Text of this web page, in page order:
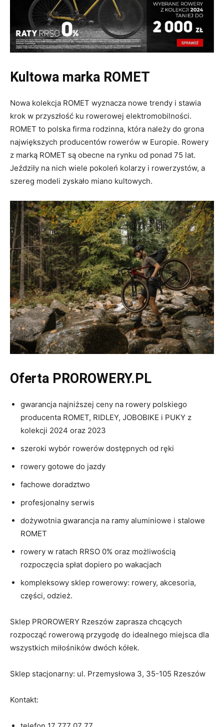
Kultowa marka ROMET
Nowa kolekcja ROMET wyznacza nowe trendy i stawia
krok w przyszłość ku rowerowej elektromobilności.
ROMET to polska firma rodzinna, która należy do grona
największych producentów rowerów w Europie. Rowery
z marką ROMET są obecne na rynku od ponad 75 lat.
Jeździły na nich wiele pokoleń kolarzy i rowerzystów, a
szereg modeli zyskało miano kultowych.
Oferta PROROWERY.PL
gwarancja najniższej ceny na rowery polskiego
producenta ROMET, RIDLEY, JOBOBIKE i PUKY z
kolekcji 2024 oraz 2023
szeroki wybór rowerów dostępnych od ręki
rowery gotowe do jazdy
fachowe doradztwo
profesjonalny serwis
dożywotnia gwarancja na ramy aluminiowe i stalowe
ROMET
rowery w ratach RRSO 0% oraz możliwością
rozpoczęcia spłat dopiero po wakacjach
kompleksowy sklep rowerowy: rowery, akcesoria,
części, odzież.
Sklep PROROWERY Rzeszów zaprasza chcących
rozpocząć rowerową przygodę do idealnego miejsca dla
wszystkich miłośników dwóch kółek.
Sklep stacjonarny: ul. Przemysłowa 3, 35-105 Rzeszów
Kontakt: